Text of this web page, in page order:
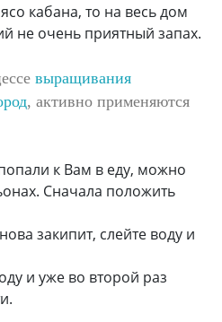
кабана, то на весь дом
не очень приятный запах.
выращивания
, активно применяются
к Вам в еду, можно
Сначала положить
закипит, слейте воду и
и уже во второй раз